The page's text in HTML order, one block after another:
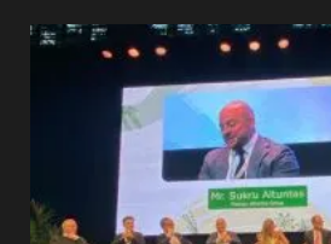
EİB’DE KRİTİK
DEĞİŞECEK?
EDREMİT’İN
FİNALİNDE NE